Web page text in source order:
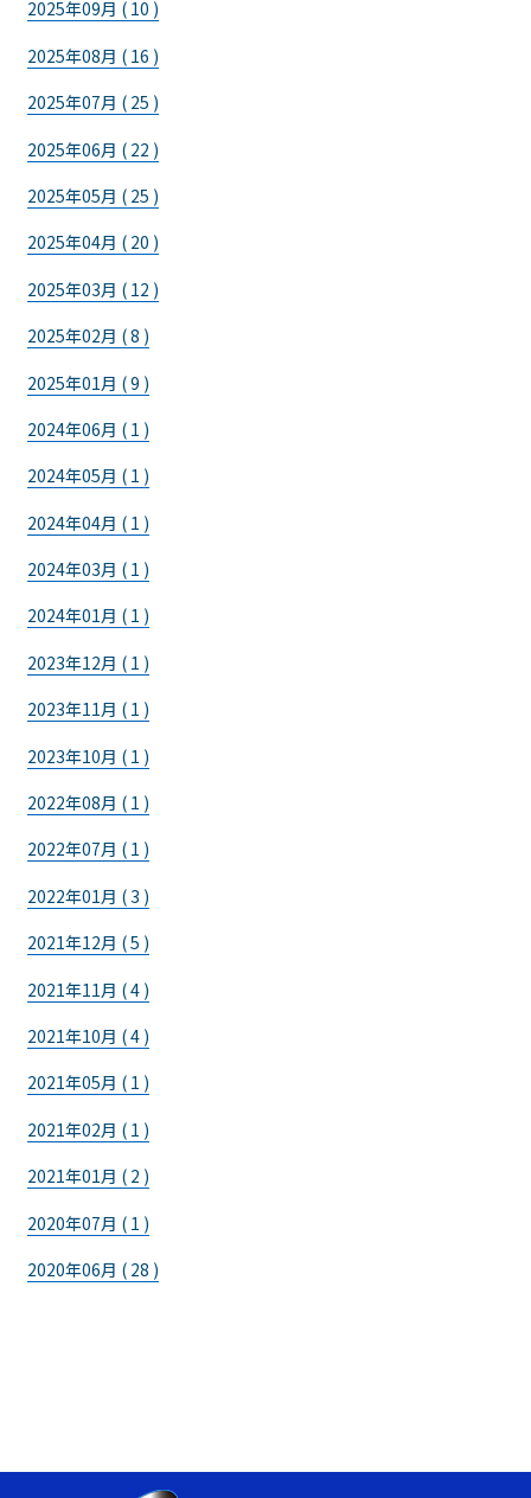
2025年09月 ( 10 )
2025年08月 ( 16 )
2025年07月 ( 25 )
2025年06月 ( 22 )
2025年05月 ( 25 )
2025年04月 ( 20 )
2025年03月 ( 12 )
2025年02月 ( 8 )
2025年01月 ( 9 )
2024年06月 ( 1 )
2024年05月 ( 1 )
2024年04月 ( 1 )
2024年03月 ( 1 )
2024年01月 ( 1 )
2023年12月 ( 1 )
2023年11月 ( 1 )
2023年10月 ( 1 )
2022年08月 ( 1 )
2022年07月 ( 1 )
2022年01月 ( 3 )
2021年12月 ( 5 )
2021年11月 ( 4 )
2021年10月 ( 4 )
2021年05月 ( 1 )
2021年02月 ( 1 )
2021年01月 ( 2 )
2020年07月 ( 1 )
2020年06月 ( 28 )